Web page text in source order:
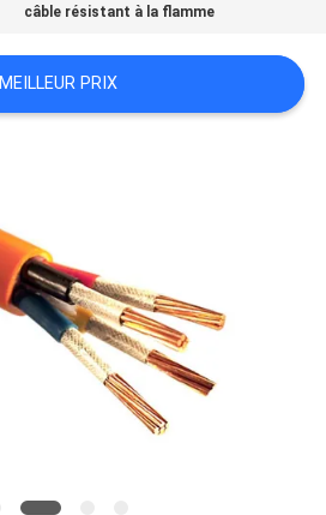
câble résistant à la flamme
MEILLEUR PRIX